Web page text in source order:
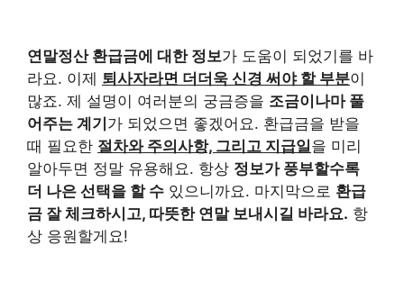
연말정산 환급금에 대한 정보가 도움이 되었기를 바
라요. 이제 퇴사자라면 더더욱 신경 써야 할 부분이
많죠. 제 설명이 여러분의 궁금증을 조금이나마 풀
어주는 계기 가 되었으면 좋겠어요. 환급금을 받을
때 필요한 절차와 주의사항, 그리고 지급일을 미리
알아두면 정말 유용해요. 항상 정보가 풍부할수록
더 나은 선택을 할 수 있으니까요. 마지막으로 환급
금 잘 체크하시고, 따뜻한 연말 보내시길 바라요. 항
상 응원할게요!